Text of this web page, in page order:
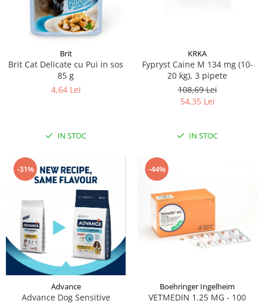
Brit
Brit Cat Delicate cu Pui in sos
85 g
4,64 Lei
IN STOC
KRKA
Fypryst Caine M 134 mg (10-
20 kg), 3 pipete
108,69 Lei
54,35 Lei
IN STOC
-31%
Advance
Advance Dog Sensitive
-44%
Boehringer Ingelheim
VETMEDIN 1.25 MG - 100